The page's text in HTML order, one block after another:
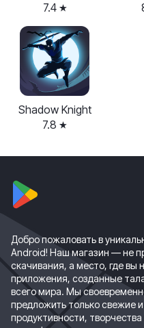
7.4
Shadow Knight
7.8
Добро пожаловать в
Android! Наш магазин — не
скачивания, а место, где вы
приложения, созданные
всего мира. Мы
предложить только свежие
продуктивности,